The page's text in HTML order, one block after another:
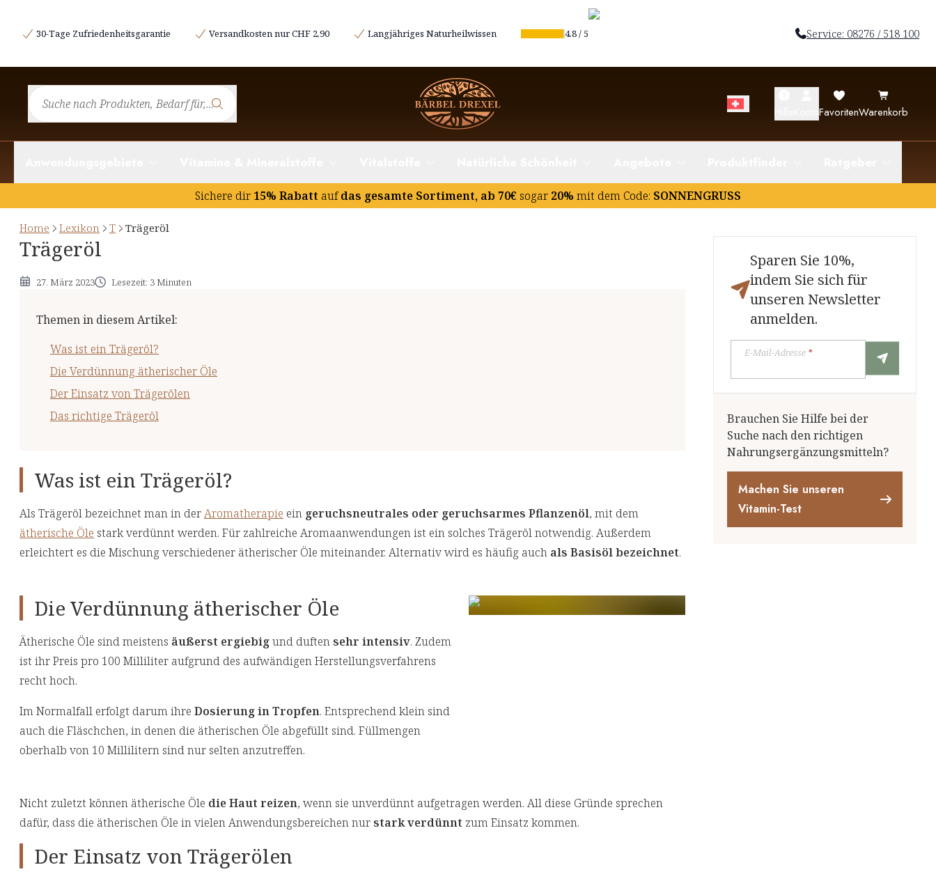
30-Tage Zufriedenheitsgarantie Versandkosten nur CHF 2,90 Langjähriges Naturheilwissen 4.8/5 Service: 08276 / 518 100
FavoritenWarenkorb
Sichere dir 15% Rabatt aufdas gesamte Sortiment, ab 70€ sogar 20% mit dem Code: SONNENGRUSS
Home Lexikon T Trägeröl
Trägeröl
27. März 2023 Lesezeit: 3 Minuten
Themen in diesem Artikel:
Was ist ein Trägeröl?
Die Verdünnung ätherischer Öle
Der Einsatz von Trägerölen
Das richtige Trägeröl
Was ist ein Trägeröl?
Das richtige Trägeröl
Was ist ein Trägeröl?
Als Trägeröl bezeichnet man in derAromatherapie ein geruchsneutrales oder geruchsarmes Pflanzenöl, mit dem
ätherische Öle stark verdünnt werden. Für zahlreiche Aromaanwendungen ist ein solches Trägeröl notwendig. Außerdem
erleichtert es die Mischung verschiedener ätherischer Öle miteinander. Alternativ wird es häufig auch als Basisöl bezeichnet.
Die Verdünnung ätherischer Öle
Ätherische Öle sind meistens äußerst ergiebigund duftensehr intensiv. Zudem
ist ihr Preis pro 100 Milliliter aufgrund des aufwändigen Herstellungsverfahrens
recht hoch.
Im Normalfall erfolgt darum ihre Dosierung in Tropfen. Entsprechend klein sind
auch die Fläschchen, in denen die ätherischen Öle abgefüllt sind. Füllmengen
oberhalb von 10 Millilitern sind nur selten anzutreffen.
Nicht zuletzt können ätherische Öle die Haut reizen, wenn sie unverdünnt aufgetragen werden. All diese Gründe sprechen
dafür, dass die ätherischen Öle in vielen Anwendungsbereichen nurstark verdünnt zum Einsatz kommen.
Der Einsatz von Trägerölen
Sparen Sie 10%,
indem Sie sich für
unseren Newsletter
anmelden.
E-Mail-Adresse*
Brauchen Sie Hilfe bei der
Suche nach den richtigen
Nahrungsergänzungsmitteln?
Machen Sie unseren
Vitamin-Test